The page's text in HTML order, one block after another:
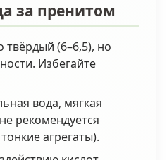
за пренитом
твёрдый (6–6,5), но
Избегайте
вода, мягкая
рекомендуется
агрегаты).